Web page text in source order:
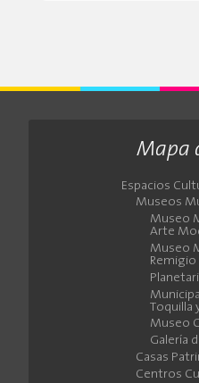
Mapa
Espacios
Museos
Museo
Arte
Museo
Remigio
Toquilla
Museo
Galería
Casas
Centros